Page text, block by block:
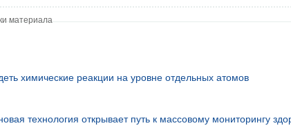
материала
химические реакции на уровне отдельных атомов
технология открывает путь к массовому мониторингу